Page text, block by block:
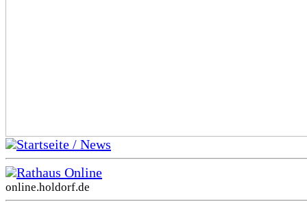
Startseite / News
Rathaus Online
online.holdorf.de